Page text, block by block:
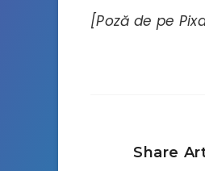
[Poză de pe
Share